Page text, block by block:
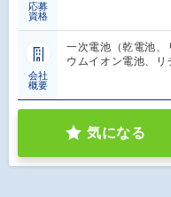
応募
資格
会社
概要
一次電池（乾電池、
ウムイオン電池、
気になる